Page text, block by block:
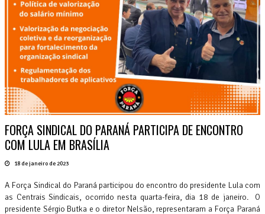
FORÇA SINDICAL DO PARANÁ PARTICIPA DE ENCONTRO
COM LULA EM BRASÍLIA
18 de janeiro de 2023
A Força Sindical do Paraná participou do encontro do presidente Lula com
as Centrais Sindicais, ocorrido nesta quarta-feira, dia 18 de janeiro. O
presidente Sérgio Butka e o diretor Nelsão, representaram a Força Paraná